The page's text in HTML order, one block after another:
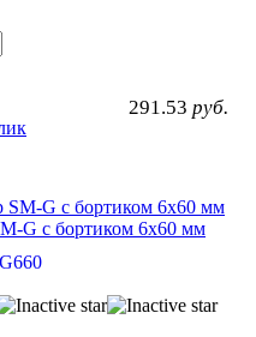
291.53 руб.
G с бортиком 6х60 мм